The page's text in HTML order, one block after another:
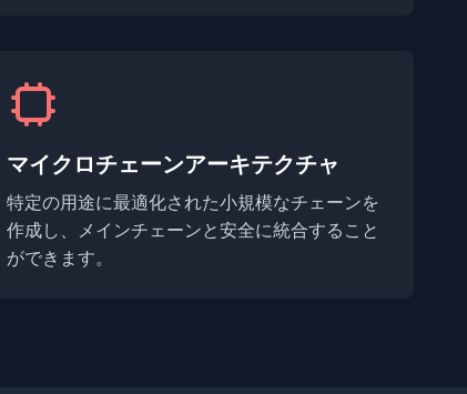
マイクロチェーンアーキテクチャ
特定の用途に最適化された小規模なチェーンを
作成し、メインチェーンと安全に統合すること
ができます。